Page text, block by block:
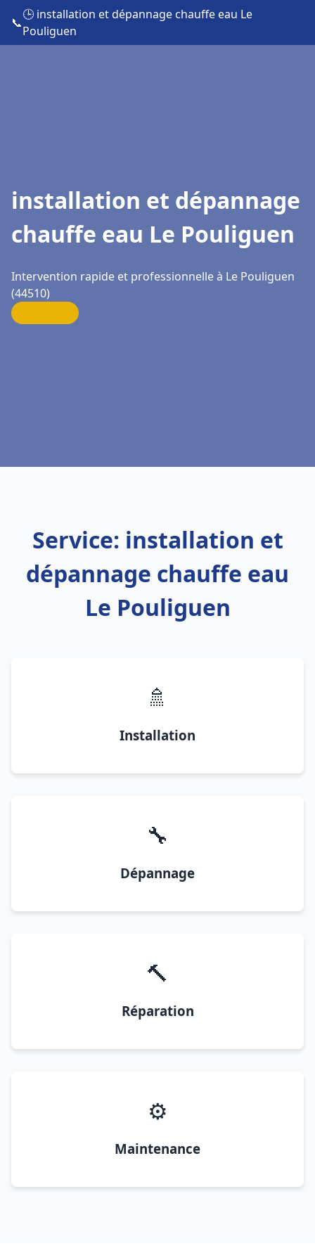
📞
🕒 installation et dépannage chauffe eau Le
Pouliguen
installation et dépannage
chauffe eau Le Pouliguen
Intervention rapide et professionnelle à Le Pouliguen
(44510)
Service: installation et
dépannage chauffe eau
Le Pouliguen
🚿
Installation
🔧
Dépannage
🔨
Réparation
⚙️
Maintenance